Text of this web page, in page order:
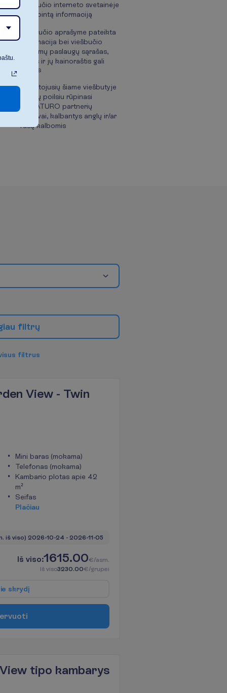
viešbučio interneto svetainėje
patalpintą informaciją
Viešbučio aprašyme pateikta
informacija bei viešbučio
teikiamų paslaugų sąrašas,
laikas ir jų kainoraštis gali
keistis
Apsistojusių šiame viešbutyje
svečių poilsiu rūpinasi
NOVATURO partnerių
atstovai, kalbantys anglų ir/ar
rusų kalbomis
iau filtrų
isus filtrus
View - Twin
Mini baras (mokama)
Telefonas (mokama)
Kambario plotas apie 42
m²
Seifas
Plačiau
iš viso) 2026-10-24 - 2026-11-05
Iš viso:1615.00€/asm.
Iš viso3230.00€/grupei
ie skrydį
rvuoti
tipo kambarys